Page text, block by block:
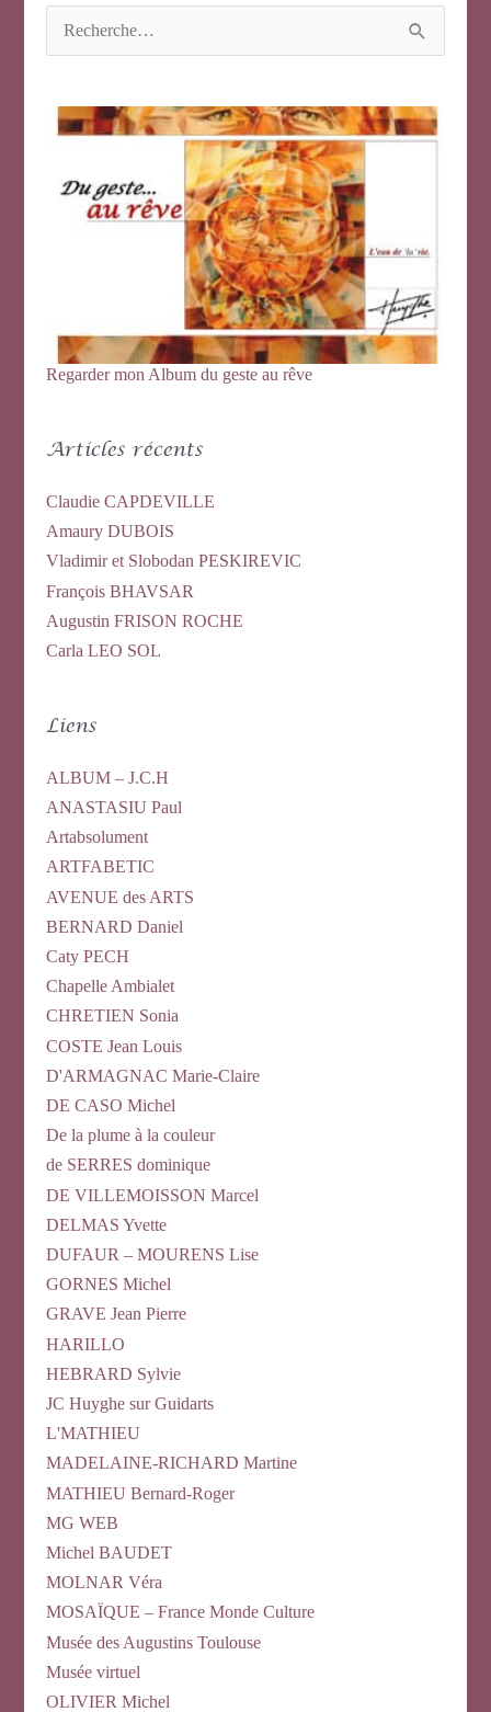
c
Regarder mon Album du geste au rêve
Articles récents
Claudie CAPDEVILLE
Amaury DUBOIS
Vladimir et Slobodan PESKIREVIC
François BHAVSAR
Augustin FRISON ROCHE
Carla LEO SOL
Liens
ALBUM – J.C.H
ANASTASIU Paul
Artabsolument
ARTFABETIC
AVENUE des ARTS
BERNARD Daniel
Caty PECH
Chapelle Ambialet
CHRETIEN Sonia
COSTE Jean Louis
D'ARMAGNAC Marie-Claire
DE CASO Michel
De la plume à la couleur
de SERRES dominique
DE VILLEMOISSON Marcel
DELMAS Yvette
DUFAUR – MOURENS Lise
GORNES Michel
GRAVE Jean Pierre
HARILLO
HEBRARD Sylvie
JC Huyghe sur Guidarts
L'MATHIEU
MADELAINE-RICHARD Martine
MATHIEU Bernard-Roger
MG WEB
Michel BAUDET
MOLNAR Véra
MOSAÏQUE – France Monde Culture
Musée des Augustins Toulouse
Musée virtuel
OLIVIER Michel